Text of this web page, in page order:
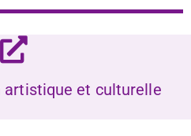
artistique et culturelle